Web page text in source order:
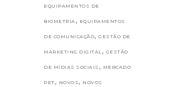
EQUIPAMENTOS DE
BIOMETRIA , EQUIPAMENTOS
DE COMUNICAÇÃO, GESTÃO DE
MARKETING DIGITAL , GESTÃO
DE MÍDIAS SOCIAIS , MERCADO
PET , NOVOS , NOVOS